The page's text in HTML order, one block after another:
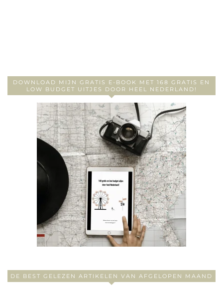
DOWNLOAD MIJN GRATIS E-BOOK MET 168 GRATIS EN
LOW BUDGET UITJES DOOR HEEL NEDERLAND!
DE BEST GELEZEN ARTIKELEN VAN AFGELOPEN MAAND